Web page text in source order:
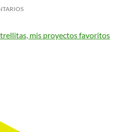
mis proyectos favoritos